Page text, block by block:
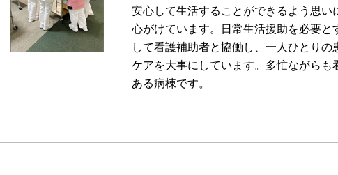
安心して生活することができるよう思い
心がけています。日常生活援助を必要と
して看護補助者と協働し、一人ひとりの
ケアを大事にしています。多忙ながらも
ある病棟です。